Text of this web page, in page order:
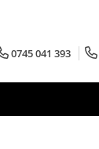
0745 041 393